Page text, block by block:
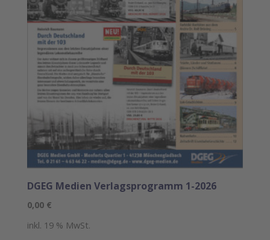
DGEG Medien Verlagsprogramm 1-2026
0,00 €
inkl. 19 % MwSt.